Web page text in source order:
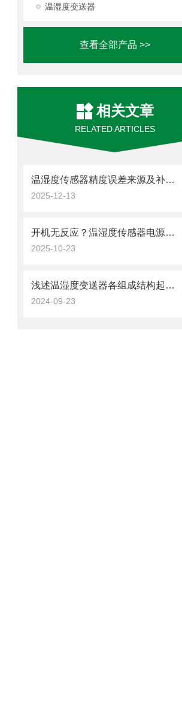
温湿度变送器
查看全部产品 >>
相关文章
RELATED ARTICLES
温湿度传感器精度误差来源及补偿方法
2025-12-13
开机无反应？温湿度传感器电源类故障的逐步排查思路
2025-10-23
浅述温湿度变送器各组成结构起到的作用
2024-09-23